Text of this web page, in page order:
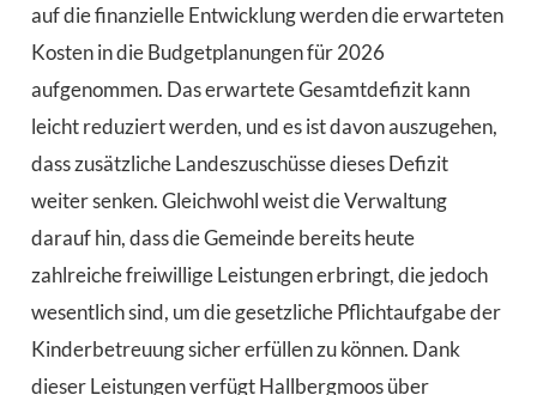
auf die finanzielle Entwicklung werden die erwarteten
Kosten in die Budgetplanungen für 2026
aufgenommen. Das erwartete Gesamtdefizit kann
leicht reduziert werden, und es ist davon auszugehen,
dass zusätzliche Landeszuschüsse dieses Defizit
weiter senken. Gleichwohl weist die Verwaltung
darauf hin, dass die Gemeinde bereits heute
zahlreiche freiwillige Leistungen erbringt, die jedoch
wesentlich sind, um die gesetzliche Pflichtaufgabe der
Kinderbetreuung sicher erfüllen zu können. Dank
dieser Leistungen verfügt Hallbergmoos über